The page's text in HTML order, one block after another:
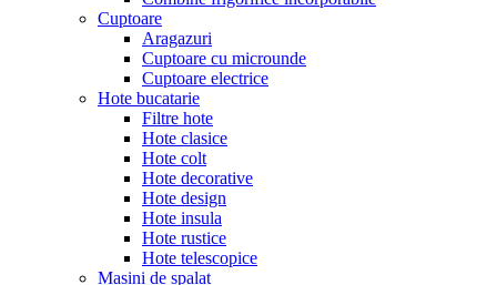
Cuptoare
Aragazuri
Cuptoare cu microunde
Cuptoare electrice
Hote bucatarie
Filtre hote
Hote clasice
Hote colt
Hote decorative
Hote design
Hote insula
Hote rustice
Hote telescopice
Masini de spalat